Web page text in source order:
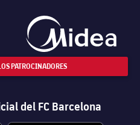
PATROCINADORES
del FC Barcelona